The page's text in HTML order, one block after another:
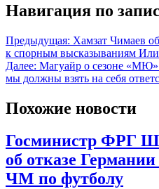
Навигация по
Предыдущая: Хамзат Чимаев
к спорным высказываниям
Далее: Магуайр о сезоне
мы должны взять на себя
Похожие новости
Госминистр ФРГ
об отказе
ЧМ по футболу